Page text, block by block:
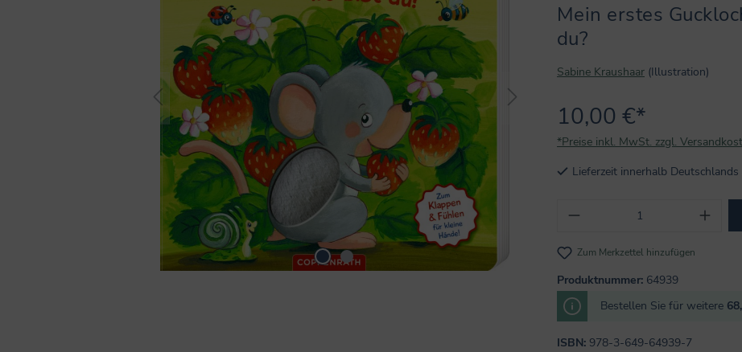
Mein erstes
du?
Sabine Kraushaar (Illustration)
10,00 €*
*Preise inkl. MwSt. zzgl.
Lieferzeit innerhalb
Produkt Anzahl:
Zum Merkzettel hinzufügen
Produktnummer: 64939
Bestellen Sie für weitere
ISBN: 978-3-649-64939-7